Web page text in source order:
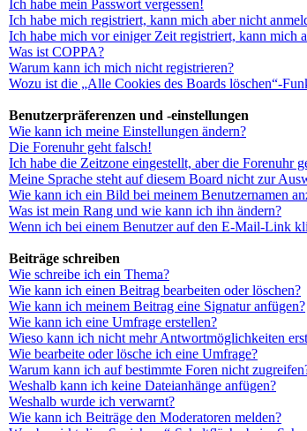
Ich habe mein Passwort vergessen!
Ich habe mich registriert, kann mich aber nicht
Ich habe mich vor einiger Zeit registriert, kann mich
Was ist COPPA?
Warum kann ich mich nicht registrieren?
Wozu ist die „Alle Cookies des Boards löschen“-
Benutzerpräferenzen und -einstellungen
Wie kann ich meine Einstellungen ändern?
Die Forenuhr geht falsch!
Ich habe die Zeitzone eingestellt, aber die Forenuhr
Meine Sprache steht auf diesem Board nicht zur
Wie kann ich ein Bild bei meinem Benutzernamen
Was ist mein Rang und wie kann ich ihn ändern?
Wenn ich bei einem Benutzer auf den E-Mail-Link
Beiträge schreiben
Wie schreibe ich ein Thema?
Wie kann ich einen Beitrag bearbeiten oder löschen?
Wie kann ich meinem Beitrag eine Signatur anfügen?
Wie kann ich eine Umfrage erstellen?
Wieso kann ich nicht mehr Antwortmöglichkeiten
Wie bearbeite oder lösche ich eine Umfrage?
Warum kann ich auf bestimmte Foren nicht
Weshalb kann ich keine Dateianhänge anfügen?
Weshalb wurde ich verwarnt?
Wie kann ich Beiträge den Moderatoren melden?